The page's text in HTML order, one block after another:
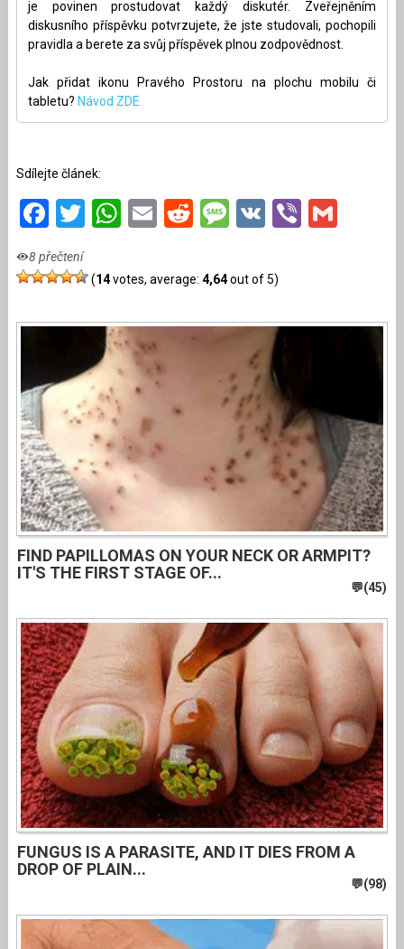
je povinen prostudovat každý diskutér. Zveřejněním
diskusního příspěvku potvrzujete, že jste studovali, pochopili
pravidla a berete za svůj příspěvek plnou zodpovědnost.
Jak přidat ikonu Pravého Prostoru na plochu mobilu či
tabletu? Návod ZDE.
Sdílejte článek:
Facebook
Twitter
WhatsApp
EmailRedditMessage
VKViber
8 přečtení
(14votes, average: 4,64out of 5)
FIND PAPILLOMAS ON YOUR NECK OR ARMPIT?
IT'S THE FIRST STAGE OF...
FUNGUS IS A PARASITE, AND IT DIES FROM A
DROP OF PLAIN...